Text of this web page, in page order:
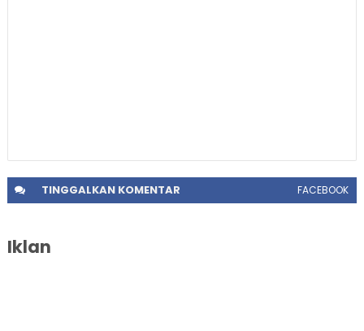
TINGGALKANKOMENTAR FACEBOOK
Iklan